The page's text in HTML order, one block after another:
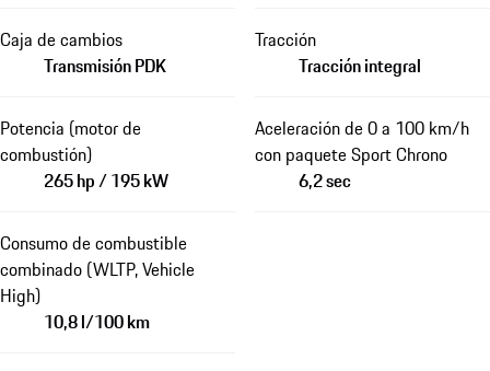
Caja de cambios
Transmisión PDK
Tracción
Tracción integral
Potencia (motor de
combustión)
265 hp / 195 kW
Aceleración de 0 a 100 km/h
con paquete Sport Chrono
6,2 sec
Consumo de combustible
combinado (WLTP, Vehicle
High)
10,8 l/100 km